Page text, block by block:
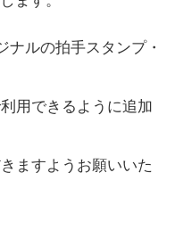
ナルの拍手スタンプ・
用できるように追加
ますようお願いいた